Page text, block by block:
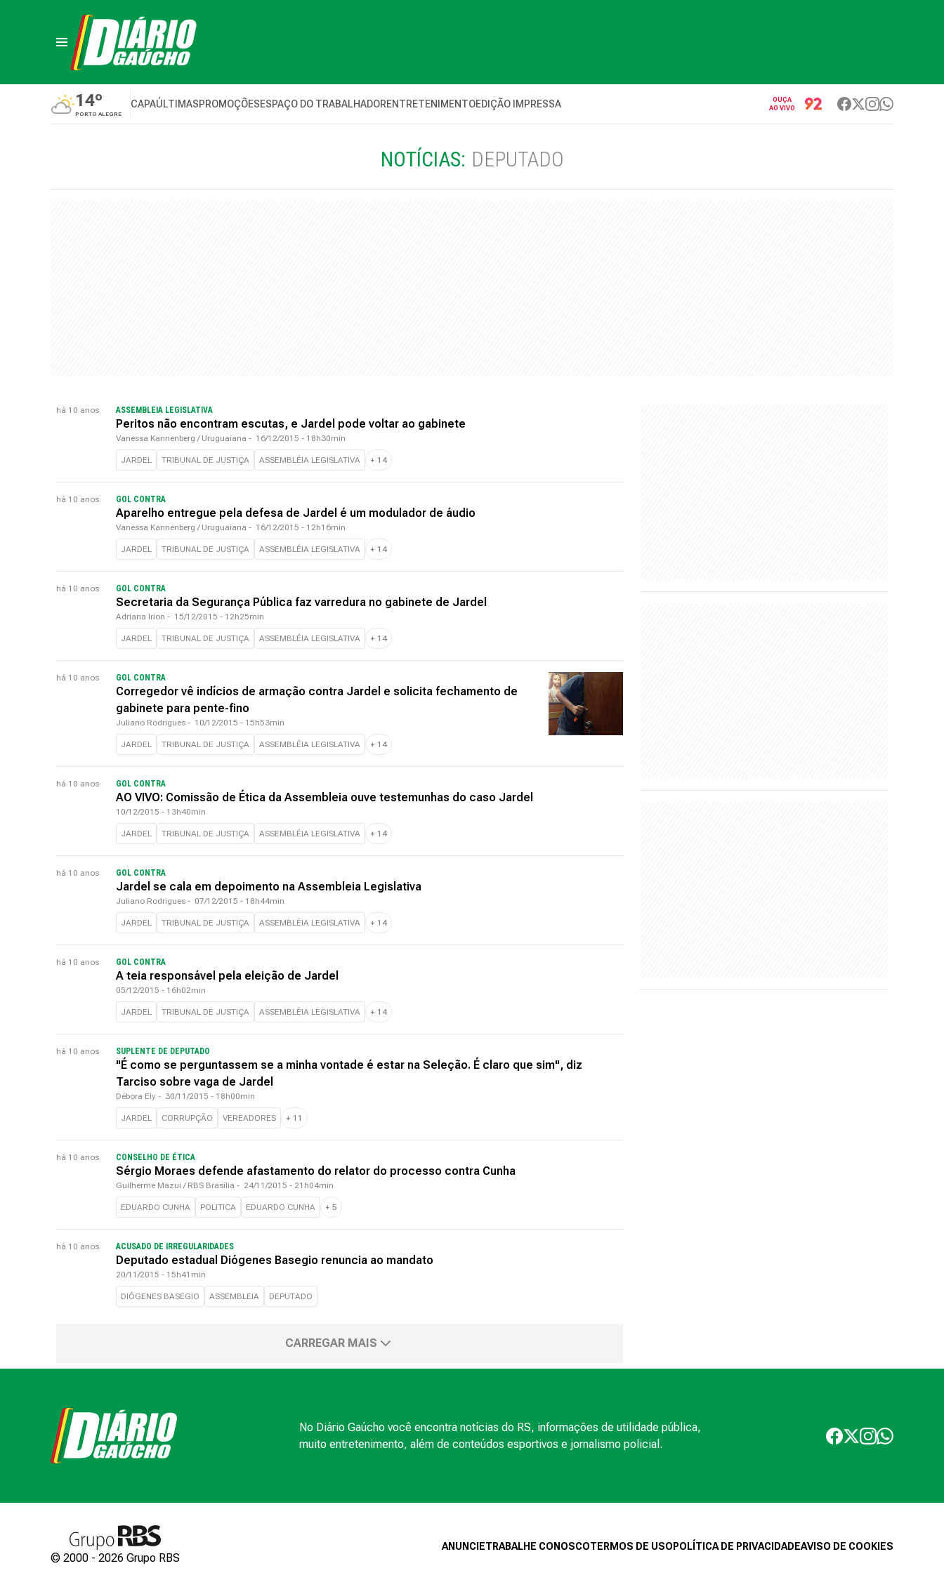
14º
PORTO ALEGRE
CAPAÚLTIMASPROMOÇÕESESPAÇO DO TRABALHADORENTRETENIMENTOEDIÇÃO IMPRESSA
OUÇA
AO VIVO
NOTÍCIAS: DEPUTADO
há 10 anos ASSEMBLEIA LEGISLATIVA
Peritos não encontram escutas, e Jardel pode voltar ao gabinete
Vanessa Kannenberg / Uruguaiana - 16/12/2015 - 18h30min
JARDEL TRIBUNAL DE JUSTIÇA ASSEMBLÉIA LEGISLATIVA + 14
há 10 anos GOL CONTRA
Aparelho entregue pela defesa de Jardel é um modulador de áudio
Vanessa Kannenberg / Uruguaiana - 16/12/2015 - 12h16min
JARDEL TRIBUNAL DE JUSTIÇA ASSEMBLÉIA LEGISLATIVA + 14
há 10 anos GOL CONTRA
Secretaria da Segurança Pública faz varredura no gabinete de Jardel
Adriana Irion - 15/12/2015 - 12h25min
JARDEL TRIBUNAL DE JUSTIÇA ASSEMBLÉIA LEGISLATIVA + 14
há 10 anos GOL CONTRA
Corregedor vê indícios de armação contra Jardel e solicita fechamento de
gabinete para pente-fino
Juliano Rodrigues - 10/12/2015 - 15h53min
JARDEL TRIBUNAL DE JUSTIÇA ASSEMBLÉIA LEGISLATIVA + 14
há 10 anos GOL CONTRA
AO VIVO: Comissão de Ética da Assembleia ouve testemunhas do caso Jardel
10/12/2015 - 13h40min
JARDEL TRIBUNAL DE JUSTIÇA ASSEMBLÉIA LEGISLATIVA + 14
há 10 anos GOL CONTRA
Jardel se cala em depoimento na Assembleia Legislativa
Juliano Rodrigues - 07/12/2015 - 18h44min
JARDEL TRIBUNAL DE JUSTIÇA ASSEMBLÉIA LEGISLATIVA + 14
há 10 anos GOL CONTRA
A teia responsável pela eleição de Jardel
05/12/2015 - 16h02min
JARDEL TRIBUNAL DE JUSTIÇA ASSEMBLÉIA LEGISLATIVA + 14
há 10 anos SUPLENTE DE DEPUTADO
"É como se perguntassem se a minha vontade é estar na Seleção. É claro que sim", diz
Tarciso sobre vaga de Jardel
Débora Ely - 30/11/2015 - 18h00min
JARDEL CORRUPÇÃO VEREADORES + 11
há 10 anos CONSELHO DE ÉTICA
Sérgio Moraes defende afastamento do relator do processo contra Cunha
Guilherme Mazui / RBS Brasília - 24/11/2015 - 21h04min
EDUARDO CUNHA POLITICA EDUARDO CUNHA + 5
há 10 anos ACUSADO DE IRREGULARIDADES
Deputado estadual Diógenes Basegio renuncia ao mandato
20/11/2015 - 15h41min
DIÓGENES BASEGIO ASSEMBLEIA DEPUTADO
CARREGAR MAIS
No Diário Gaúcho você encontra notícias do RS, informações de utilidade pública,
muito entretenimento, além de conteúdos esportivos e jornalismo policial.
ANUNCIETRABALHE CONOSCOTERMOS DE USO POLÍTICA DE PRIVACIDADEAVISO DE COOKIES
© 2000 - 2026 Grupo RBS